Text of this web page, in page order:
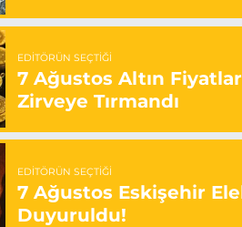
EDITÖRÜN SEÇTIĞI
7 Ağustos Altın
Zirveye Tırmandı
EDITÖRÜN SEÇTIĞI
7 Ağustos Eskişehir
Duyuruldu!